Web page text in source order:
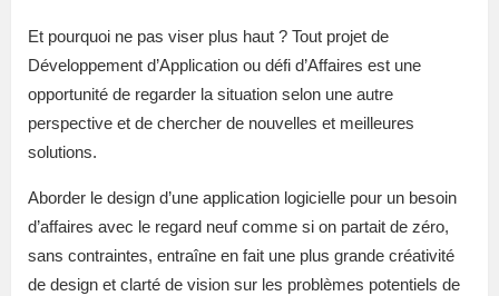
Et pourquoi ne pas viser plus haut ? Tout projet de
Développement d’Application ou défi d’Affaires est une
opportunité de regarder la situation selon une autre
perspective et de chercher de nouvelles et meilleures
solutions.
Aborder le design d’une application logicielle pour un besoin
d’affaires avec le regard neuf comme si on partait de zéro,
sans contraintes, entraîne en fait une plus grande créativité
de design et clarté de vision sur les problèmes potentiels de